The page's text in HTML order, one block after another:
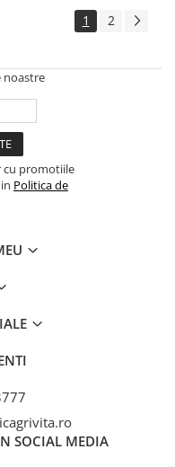
1 2
noastre
cu promotiile
Politica de
SOCIAL MEDIA